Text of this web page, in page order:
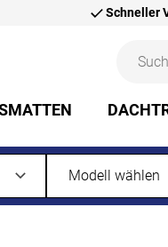
Schneller